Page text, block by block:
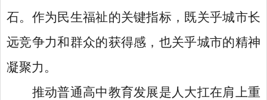
石。作为民生福祉的关键指标，既关乎城市长
远竞争力和群众的获得感，也关乎城市的精神
凝聚力。
推动普通高中教育发展是人大扛在肩上重